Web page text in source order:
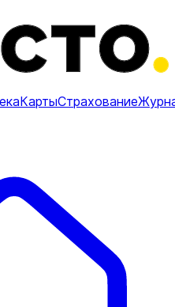
КартыСтрахование